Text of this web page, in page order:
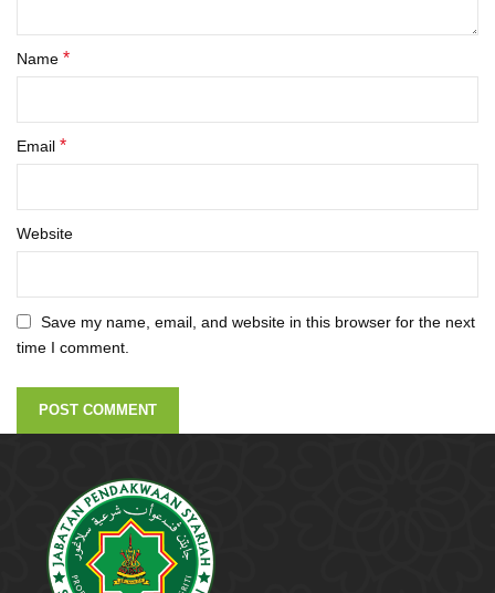
Name *
Email *
Website
Save my name, email, and website in this browser for the next
time I comment.